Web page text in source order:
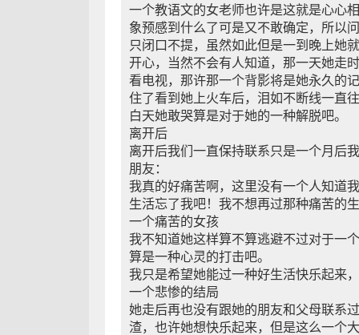
一个教语文的女老师也许是这就是心心
象预感到什么了可是又不敢确定，所以
只闭口不提，虽然如此但是一到晚上她
开心，当然不会有人知道，那一天她走
看电视，那许那一个背影将是她永久的
住了看到她上火车后，泪如不断线一直
白天她敢哭算是对于她的一种解脱吧。
离开后
离开后我们一直保持联系只是一个月后
朋友：
我真的好痛苦啊，这里没有一个人知道
生活忘了我吧！我不想再过那种痛苦的
一个痛苦的女孩
我不知道她这样算不算逃避不过对于一
算是一种心灵的打击吧。
我只是希望她能过一种好生活快乐起来
一个悲惨的结局
她走后再也没有跟她的朋友和父母联系
渣，也许她想快乐起来，但是这么一个